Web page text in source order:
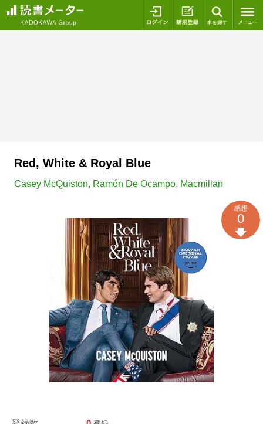
ログイン 新規登録
Red, White & Royal Blue
Casey McQuiston, Ramón De Ocampo, Macmillan
感想
0